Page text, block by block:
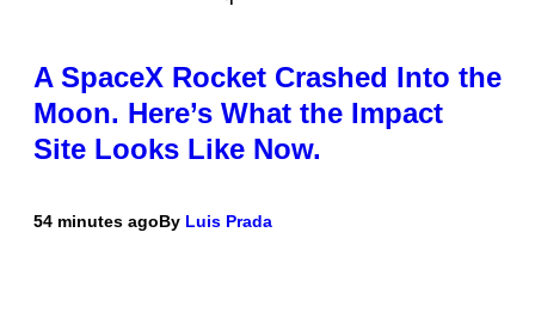
A SpaceX Rocket Crashed Into the
Moon. Here’s What the Impact
Site Looks Like Now.
54 minutes agoBy Luis Prada